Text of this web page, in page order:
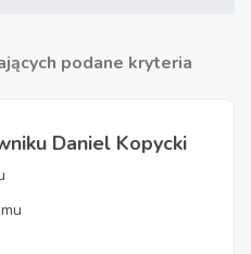
podane kryteria
Daniel Kopycki